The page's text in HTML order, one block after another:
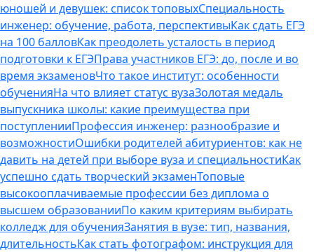
юношей и девушек: список топовыхСпециальность
инженер: обучение, работа, перспективыКак сдать ЕГЭ
на 100 балловКак преодолеть усталость в период
подготовки к ЕГЭПрава участников ЕГЭ: до, после и во
время экзаменовЧто такое институт: особенности
обученияНа что влияет статус вузаЗолотая медаль
выпускника школы: какие преимущества при
поступленииПрофессия инженер: разнообразие и
возможностиОшибки родителей абитуриентов: как не
давить на детей при выборе вуза и специальностиКак
успешно сдать творческий экзаменТоповые
высокооплачиваемые профессии без диплома о
высшем образованииПо каким критериям выбирать
колледж для обученияЗанятия в вузе: тип, названия,
длительностьКак стать фотографом: инструкция для